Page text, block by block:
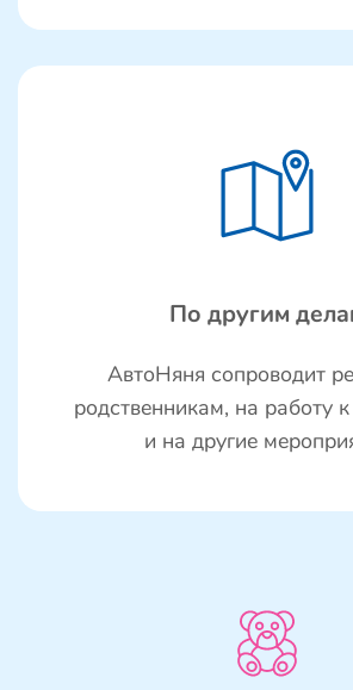
По другим
АвтоНяня сопроводит
родственникам, на работу
и на другие